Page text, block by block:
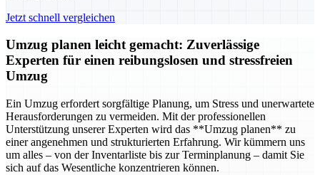
Jetzt schnell vergleichen
Umzug planen leicht gemacht: Zuverlässige
Experten für einen reibungslosen und stressfreien
Umzug
Ein Umzug erfordert sorgfältige Planung, um Stress und unerwartete
Herausforderungen zu vermeiden. Mit der professionellen
Unterstützung unserer Experten wird das **Umzug planen** zu
einer angenehmen und strukturierten Erfahrung. Wir kümmern uns
um alles – von der Inventarliste bis zur Terminplanung – damit Sie
sich auf das Wesentliche konzentrieren können.